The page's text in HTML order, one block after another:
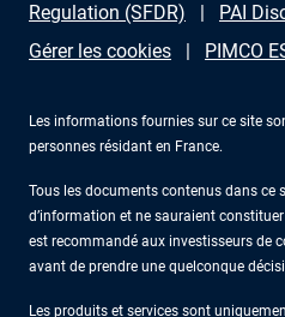
Regulation (SFDR)
PAI
Gérer les cookies
PIMCO
Les informations fournies sur ce site
personnes résidant en France.
Tous les documents contenus dans
d’information et ne sauraient
est recommandé aux investisseurs de
avant de prendre une quelconque
Les produits et services sont